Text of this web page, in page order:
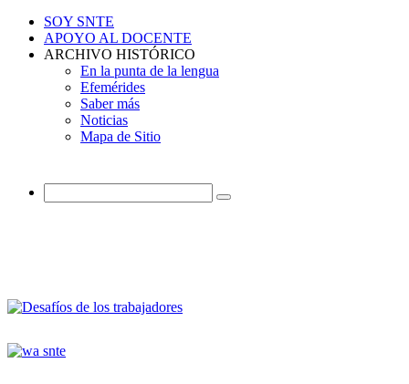
SOY SNTE
APOYO AL DOCENTE
ARCHIVO HISTÓRICO
En la punta de la lengua
Efemérides
Saber más
Noticias
Mapa de Sitio